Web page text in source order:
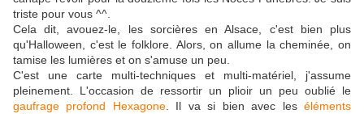
triste pour vous ^^.
Cela dit, avouez-le, les sorcières en Alsace, c'est bien plus
qu'Halloween, c'est le folklore. Alors, on allume la cheminée, on
tamise les lumières et on s'amuse un peu.
C'est une carte multi-techniques et multi-matériel, j'assume
pleinement. L'occasion de ressortir un plioir un peu oublié le
gaufrage profond Hexagone. Il va si bien avec leséléments